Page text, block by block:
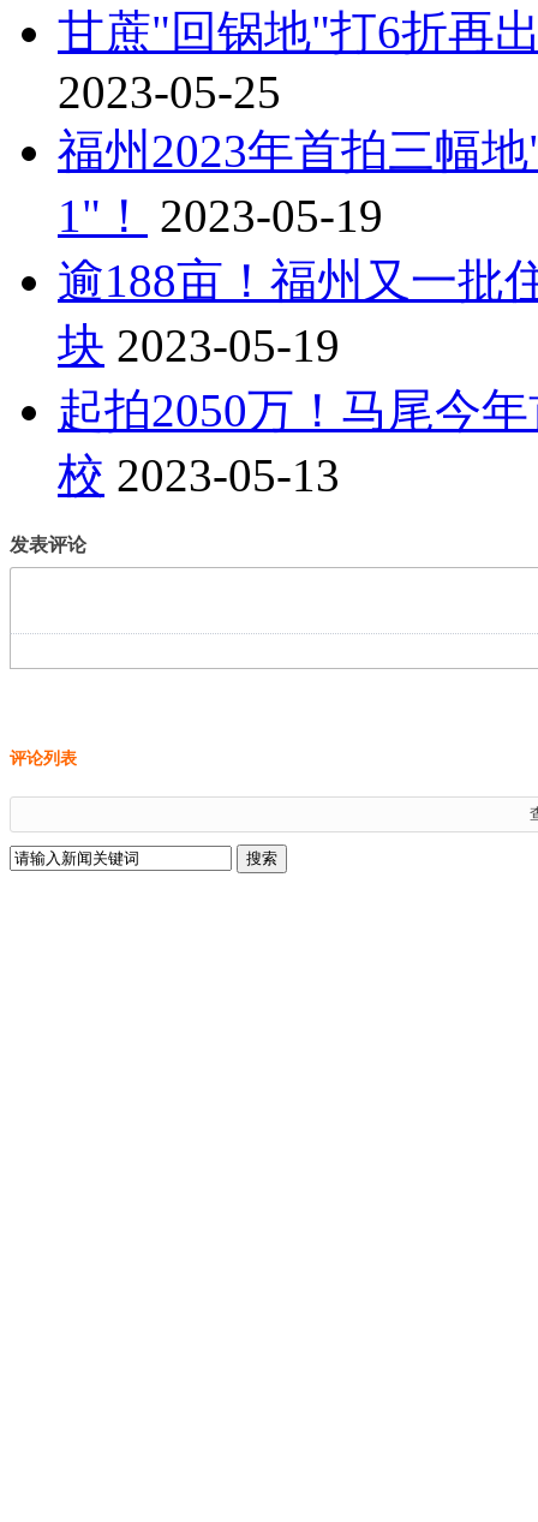
甘蔗"回锅地"打6折再
2023-05-25
福州2023年首拍三幅
1"！
2023-05-19
逾188亩！福州又一批
块 2023-05-19
起拍2050万！马尾今
校 2023-05-13
发表评论
评论列表